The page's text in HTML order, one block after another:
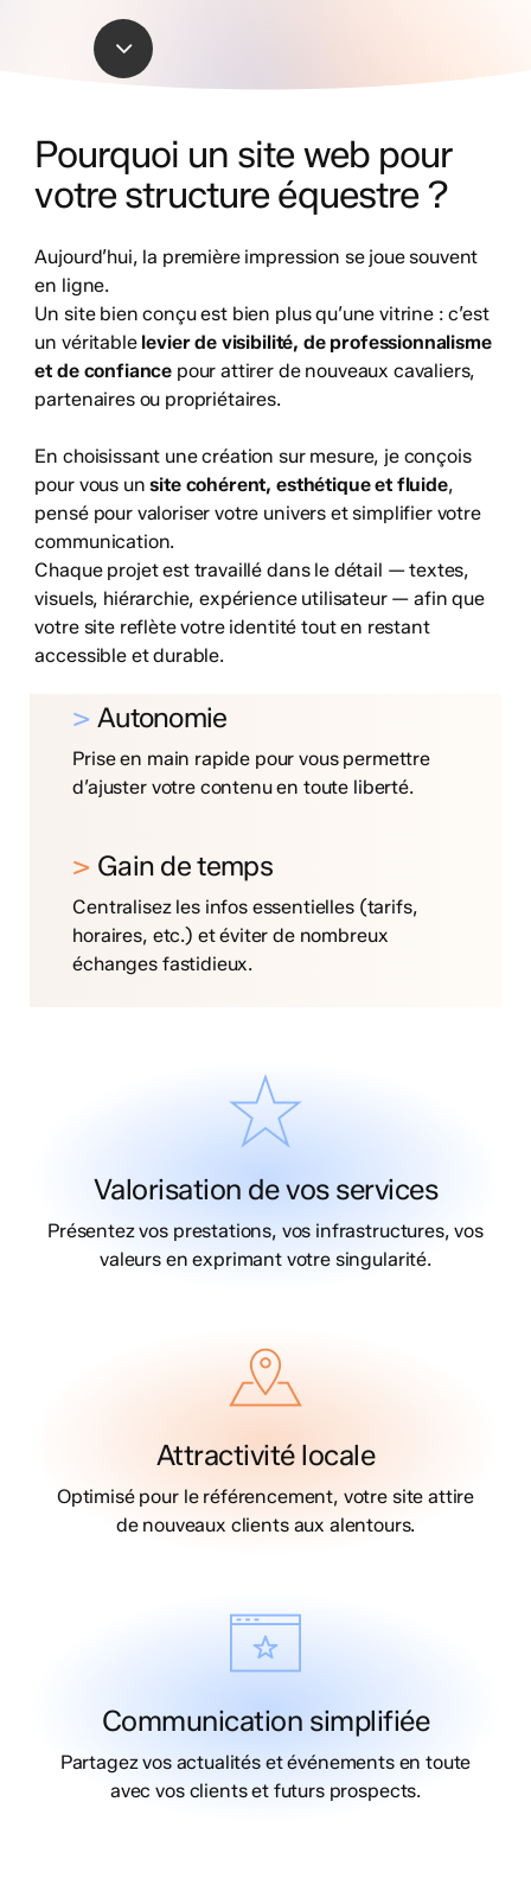
Navigate
the
Pourquoi un site web pour
votre structure équestre ?
Aujourd’hui, la première impression se joue souvent
en ligne.
Un site bien conçu est bien plus qu’une vitrine : c’est
un véritable levier de visibilité, de professionnalisme
et de confiance pour attirer de nouveaux cavaliers,
partenaires ou propriétaires.
En choisissant une création sur mesure, je conçois
pour vous unsite cohérent, esthétique et fluide,
pensé pour valoriser votre univers et simplifier votre
communication.
Chaque projet est travaillé dans le détail — textes,
visuels, hiérarchie, expérience utilisateur — afin que
votre site reflète votre identité tout en restant
accessible et durable.
> Autonomie
Prise en main rapide pour vous permettre
d’ajuster votre contenu en toute liberté.
> Gain de temps
Centralisez les infos essentielles (tarifs,
horaires, etc.) et éviter de nombreux
échanges fastidieux.
Valorisation de vos services
Présentez vos prestations, vos infrastructures, vos
valeurs en exprimant votre singularité.
Attractivité locale
Optimisé pour le référencement, votre site attire
de nouveaux clients aux alentours.
Communication simplifiée
Partagez vos actualités et événements en toute
avec vos clients et futurs prospects.